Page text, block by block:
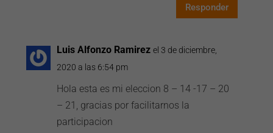
Responder
Luis Alfonzo Ramirez el 3 de diciembre,
2020 a las 6:54 pm
Hola esta es mi eleccion 8 – 14 -17 – 20
– 21, gracias por facilitarnos la
participacion